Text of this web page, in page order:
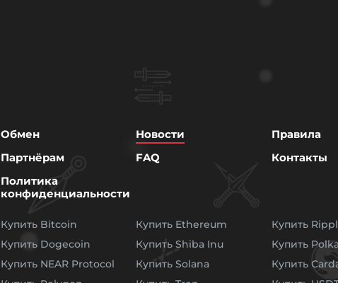
Обмен Новости
Правила
Партнёрам
FAQ
Контакты
Политика
конфиденциальности
Купить Bitcoin Купить Ethereum
Купить
Купить Dogecoin
Купить Shiba Inu
Купить
Купить NEAR Protocol
Купить Solana
Купить